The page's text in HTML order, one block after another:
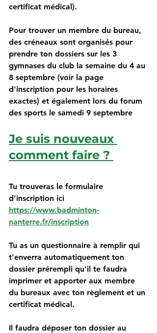
certificat médical).
Pour trouver un membre du bureau,
des créneaux sont organisés pour
prendre ton dossiers sur les 3
gymnases du club la semaine du 4 au
8 septembre (voir la page
d'inscription pour les horaires
exactes) et également lors du forum
des sports le samedi 9 septembre
Je suis nouveaux
comment faire ?
Tu trouveras le formulaire
d'inscription ici
https://www.badminton-
nanterre.fr/inscription
Tu as un questionnaire à remplir qui
t'enverra automatiquement ton
dossier prérempli qu'il te faudra
imprimer et apporter aux membre
du bureaux avec ton règlement et un
certificat médical.
Il faudra déposer ton dossier au